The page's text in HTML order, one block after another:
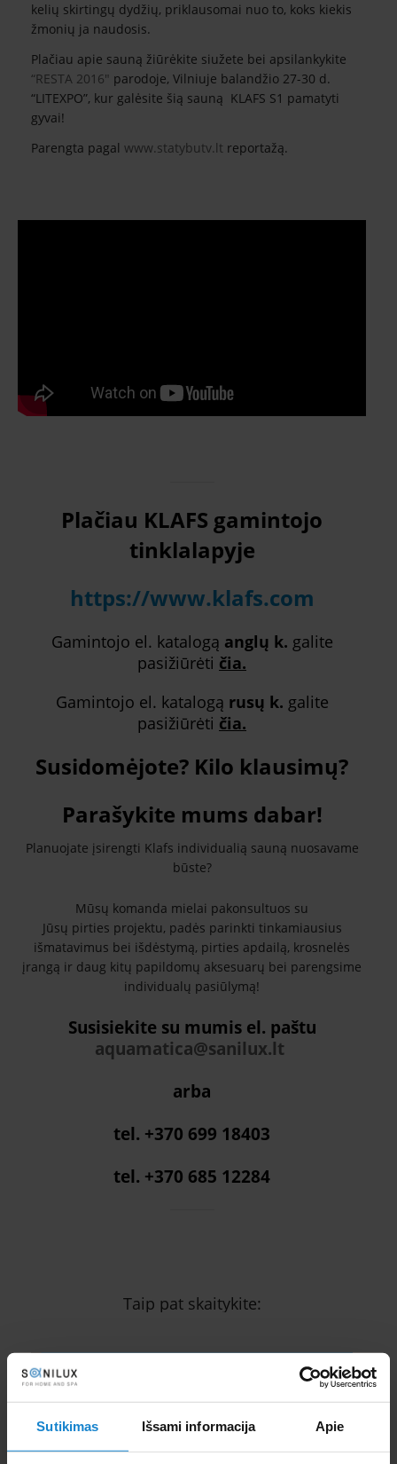
Sutikimas Išsami informacija Apie
kelių skirtingų dydžių, priklausomai nuo to, koks kiekis
žmonių ja naudosis.
Plačiau apie sauną žiūrėkite siužete bei apsilankykite
“RESTA 2016″ parodoje, Vilniuje balandžio 27-30 d.
“LITEXPO”, kur galėsite šią sauną KLAFS S1 pamatyti
gyvai!
Parengta pagal www.statybutv.lt reportažą.
Plačiau KLAFS gamintojo
tinklalapyje
https://www.klafs.com
Gamintojo el. katalogą anglų k. galite
pasižiūrėti čia.
Gamintojo el. katalogą rusų k. galite
pasižiūrėti čia.
Susidomėjote? Kilo klausimų?
Parašykite mums dabar!
Planuojate įsirengti Klafs individualią sauną nuosavame
būste?
Mūsų komanda mielai pakonsultuos su
Jūsų pirties projektu, padės parinkti tinkamiausius
išmatavimus bei išdėstymą, pirties apdailą, krosnelės
įrangą ir daug kitų papildomų aksesuarų bei parengsime
individualų pasiūlymą!
Susisiekite su mumis el. paštu
aquamatica@sanilux.lt
arba
tel. +370 699 18403
tel. +370 685 12284
Taip pat skaitykite: